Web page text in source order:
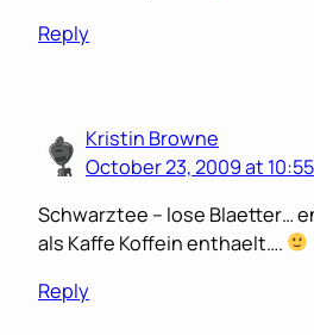
Reply
Kristin Browne
October 23, 2009 at
Schwarztee – lose Blaetter…
als Kaffe Koffein enthaelt….
Reply